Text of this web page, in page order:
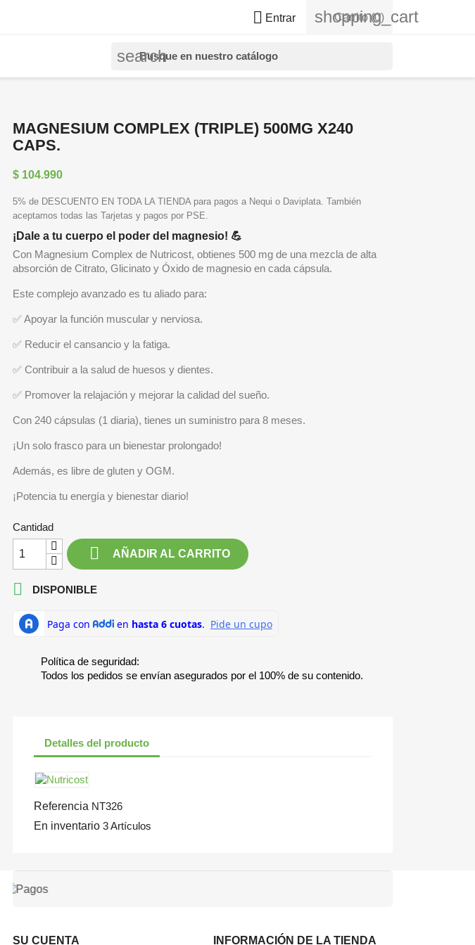
 Entrar shopping_cart
Carrito (0)
search
MAGNESIUM COMPLEX (TRIPLE) 500MG X240
CAPS.
$ 104.990
5% de DESCUENTO EN TODA LA TIENDA para pagos a Nequi o Daviplata. También
aceptamos todas las Tarjetas y pagos por PSE.
¡Dale a tu cuerpo el poder del magnesio! 💪
Con Magnesium Complex de Nutricost, obtienes 500 mg de una mezcla de alta
absorción de Citrato, Glicinato y Óxido de magnesio en cada cápsula.
Este complejo avanzado es tu aliado para:
✅ Apoyar la función muscular y nerviosa.
✅ Reducir el cansancio y la fatiga.
✅ Contribuir a la salud de huesos y dientes.
✅ Promover la relajación y mejorar la calidad del sueño.
Con 240 cápsulas (1 diaria), tienes un suministro para 8 meses.
¡Un solo frasco para un bienestar prolongado!
Además, es libre de gluten y OGM.
¡Potencia tu energía y bienestar diario!
Cantidad
 AÑADIR AL CARRITO
 DISPONIBLE
Política de seguridad:
Todos los pedidos se envían asegurados por el 100% de su contenido.
Detalles del producto
Referencia NT326
En inventario 3 Artículos
SU CUENTA INFORMACIÓN DE LA TIENDA